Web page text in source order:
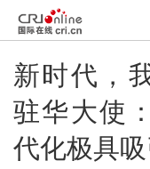
新时代，
驻华大使
代化极具